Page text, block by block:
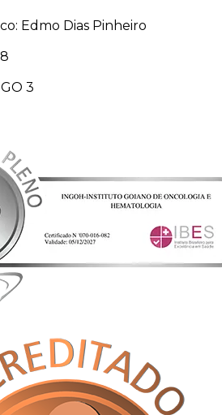
Edmo Dias Pinheiro
3